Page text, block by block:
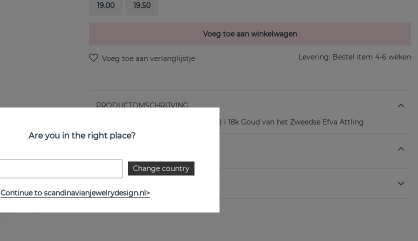
19.00 19.50
Voeg toe aan winkelwagen
Levering: Bestel item 4-6 weken
PRODUCTOMSCHRIJVING
The Mrs is een diamantring (0.30 ct) i 18k Goud van het Zweedse Efva Attling
Are you in the right place?
Change country
Continue to scandinavianjewelrydesign.nl>